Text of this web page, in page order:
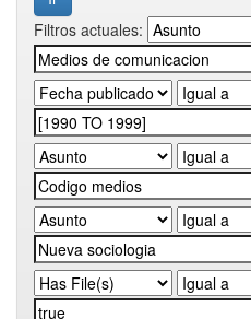
Filtros actuales: